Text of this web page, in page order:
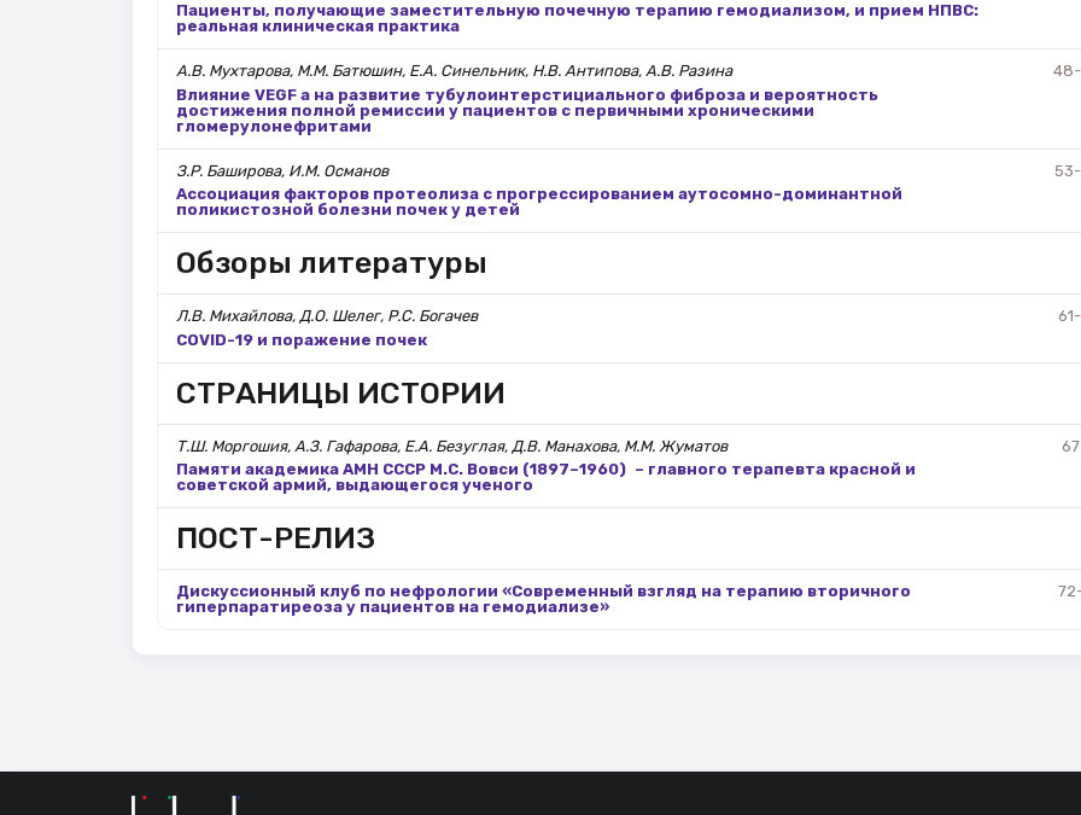
Пациенты, получающие заместительную почечную терапию гемодиализом, и прием НПВС:
реальная клиническая практика
А.В. Мухтарова, М.М. Батюшин, Е.А. Синельник, Н.В. Антипова, А.В. Разина
Влияние VEGF а на развитие тубулоинтерстициального фиброза и вероятность
достижения полной ремиссии у пациентов с первичными хроническими
гломерулонефритами
З.Р. Баширова, И.М. Османов
Ассоциация факторов протеолиза с прогрессированием аутосомно-доминантной
поликистозной болезни почек у детей
Обзоры литературы
Л.В. Михайлова, Д.О. Шелег, Р.С. Богачев
COVID-19 и поражение почек
СТРАНИЦЫ ИСТОРИИ
Т.Ш. Моргошия, А.З. Гафарова, Е.А. Безуглая, Д.В. Манахова, М.М. Жуматов
Памяти академика АМН СССР М.С. Вовси (1897–1960) – главного терапевта красной и
советской армий, выдающегося ученого
ПОСТ-РЕЛИЗ
Дискуссионный клуб по нефрологии «Современный взгляд на терапию вторичного
гиперпаратиреоза у пациентов на гемодиализе»